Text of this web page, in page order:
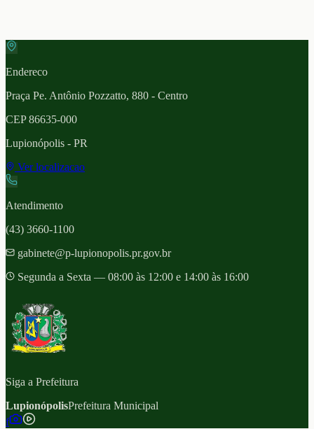
Endereco
Praça Pe. Antônio Pozzatto, 880 - Centro
CEP86635-000
Lupionópolis - PR
Ver localizacao
Atendimento
(43) 3660-1100
gabinete@p-lupionopolis.pr.gov.br
Segunda a Sexta — 08:00 às 12:00 e 14:00 às 16:00
Siga a Prefeitura
LupionópolisPrefeitura Municipal
f